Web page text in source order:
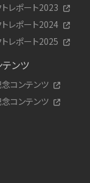
レポート2023
レポート2024
レポート2025
ンツ
コンテンツ
コンテンツ